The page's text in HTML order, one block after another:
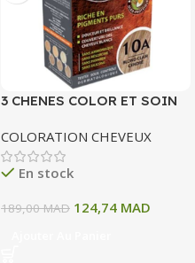
3 CHENES COLOR ET SOIN
10 A BLOND CLAIR CENDRE
135 ML
COLORATION CHEVEUX
En stock
189,00MAD 124,74 MAD